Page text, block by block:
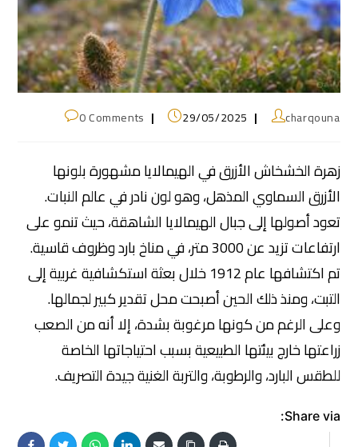
charqouna
29/05/2025
0 Comments
زهرة الخشخاش الأزرق في الهيمالايا مشهورة بلونها
الأزرق السماوي المذهل، وهو لون نادر في عالم النبات.
تعود أصولها إلى جبال الهيمالايا الشاهقة، حيث تنمو على
ارتفاعات تزيد عن 3000 متر، في مناخ بارد وظروف قاسية.
تم اكتشافها عام 1912 خلال بعثة استكشافية غربية إلى
التبت، ومنذ ذلك الحين أصبحت محل تقدير كبير لجمالها.
وعلى الرغم من كونها مرغوبة بشدة، إلا أنه من الصعب
زراعتها خارج بيئتها الطبيعية بسبب احتياجاتها الخاصة
للطقس البارد، والرطوبة، والتربة الغنية جيدة التصريف.
Share via: